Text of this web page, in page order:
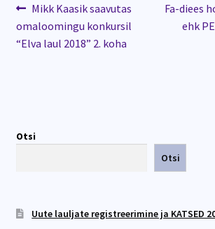
Mikk Kaasik saavutas
omaloomingu konkursil
“Elva laul 2018” 2. koha
Fa-diees
ehk
Otsi
Otsi
Uute lauljate registreerimine ja KATSED